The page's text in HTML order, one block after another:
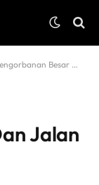
Besar Dan Jalan Keselamatan
Jalan